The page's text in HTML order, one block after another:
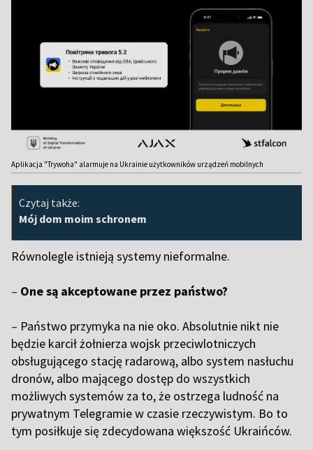
Aplikacja "Trywoha" alarmuje na Ukrainie użytkowników urządzeń mobilnych
Czytaj także:
Mój dom moim schronem
Równolegle istnieją systemy nieformalne.
– One są akceptowane przez państwo?
– Państwo przymyka na nie oko. Absolutnie nikt nie
będzie karcił żołnierza wojsk przeciwlotniczych
obsługującego stację radarową, albo system nasłuchu
dronów, albo mającego dostęp do wszystkich
możliwych systemów za to, że ostrzega ludność na
prywatnym Telegramie w czasie rzeczywistym. Bo to
tym posiłkuje się zdecydowana większość Ukraińców.